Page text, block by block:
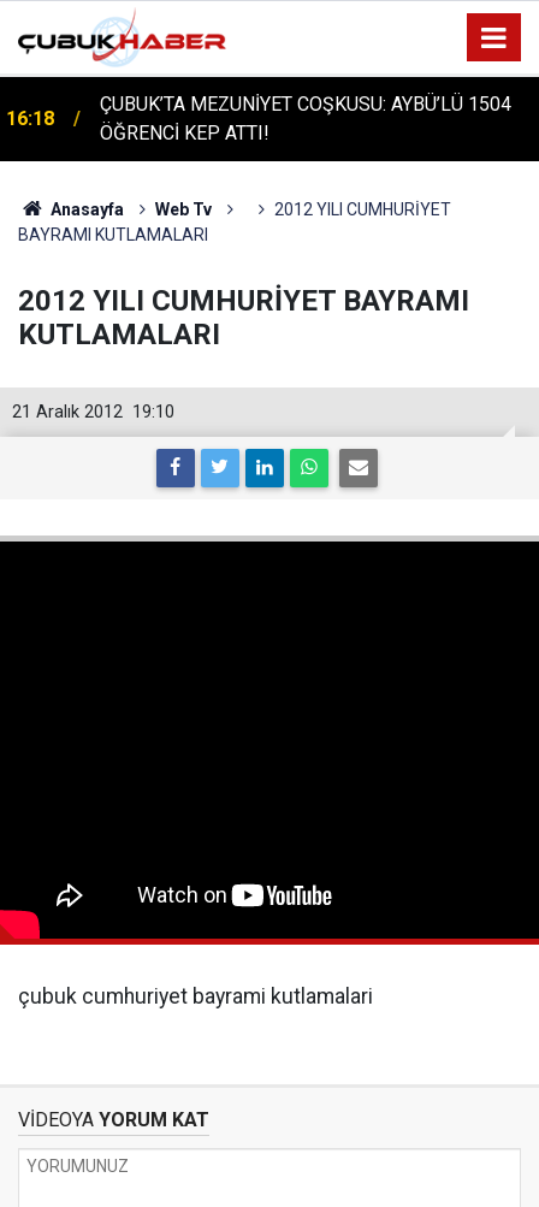
16:14
ÇUBUK'TA TARİHİ GÜN: PROTÜRK PLAZMA
FRAKSİNASYON TESİSİ'NİN TEMELİ ATILDI
Anasayfa Web Tv
2012 YILI CUMHURİYET
BAYRAMI KUTLAMALARI
2012 YILI CUMHURİYET BAYRAMI
KUTLAMALARI
19:10
21 Aralık 2012
çubuk cumhuriyet bayrami kutlamalari
VİDEOYA YORUM KAT